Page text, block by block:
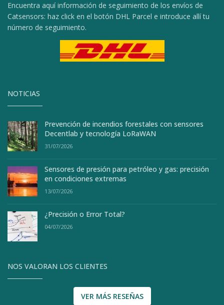
Encuentra aquí información de seguimiento de los envíos de
Catsensors: haz click en el botón DHL Parcel e introduce allí tu
número de seguimiento.
NOTICIAS
Prevención de incendios forestales con sensores
Decentlab y tecnología LoRaWAN
31/07/2026
Sensores de presión para petróleo y gas: precisión
en condiciones extremas
13/07/2026
¿Precisión o Error Total?
04/07/2026
NOS VALORAN LOS CLIENTES
VER MÁS RESEÑAS